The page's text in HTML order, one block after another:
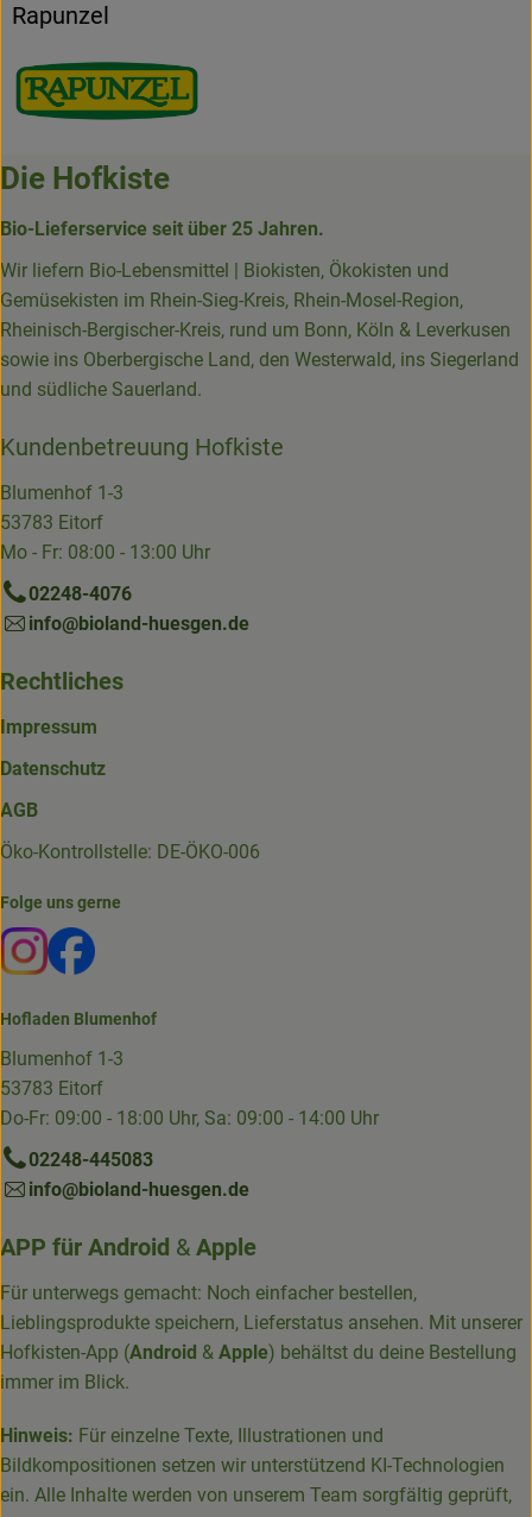
Rapunzel
Die Hofkiste
Bio-Lieferservice seit über 25 Jahren.
Wir liefern Bio-Lebensmittel | Biokisten, Ökokisten und
Gemüsekisten im Rhein-Sieg-Kreis, Rhein-Mosel-Region,
Rheinisch-Bergischer-Kreis, rund um Bonn, Köln & Leverkusen
sowie ins Oberbergische Land, den Westerwald, ins Siegerland
und südliche Sauerland.
Kundenbetreuung Hofkiste
Blumenhof 1-3
53783 Eitorf
Mo - Fr: 08:00 - 13:00 Uhr
02248-4076
info@bioland-huesgen.de
Rechtliches
Impressum
Datenschutz
AGB
Öko-Kontrollstelle: DE-ÖKO-006
Folge uns gerne
Externer Link zu https://www.instagram.com/die.hofkiste/
Externer Link zu https://www.facebook.com/p/Die-
Hofladen Blumenhof
Blumenhof 1-3
53783 Eitorf
Do-Fr: 09:00 - 18:00 Uhr, Sa: 09:00 - 14:00 Uhr
02248-445083
info@bioland-huesgen.de
APP für Android & Apple
Für unterwegs gemacht: Noch einfacher bestellen,
Lieblingsprodukte speichern, Lieferstatus ansehen. Mit unserer
Hofkisten-App (Android & Apple) behältst du deine Bestellung
immer im Blick.
Hinweis: Für einzelne Texte, Illustrationen und
Bildkompositionen setzen wir unterstützend KI-Technologien
ein. Alle Inhalte werden von unserem Team sorgfältig geprüft,